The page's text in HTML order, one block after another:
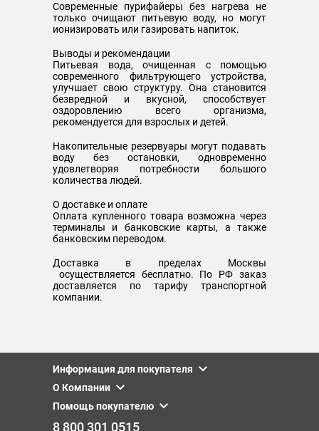
Современные пурифайеры без нагрева не
только очищают питьевую воду, но могут
ионизировать или газировать напиток.
Выводы и рекомендации
Питьевая вода, очищенная с помощью
современного фильтрующего устройства,
улучшает свою структуру. Она становится
безвредной и вкусной, способствует
оздоровлению всего организма,
рекомендуется для взрослых и детей.
Накопительные резервуары могут подавать
воду без остановки, одновременно
удовлетворяя потребности большого
количества людей.
О доставке и оплате
Оплата купленного товара возможна через
терминалы и банковские карты, а также
банковским переводом.
Доставка в пределах Москвы
осуществляется бесплатно. По РФ заказ
доставляется по тарифу транспортной
компании.
Информация для покупателя
О Компании
Помощь покупателю
8 800 301 0515